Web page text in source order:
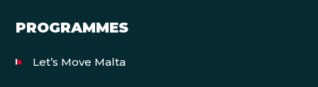
PROGRAMMES
Let’s Move Malta